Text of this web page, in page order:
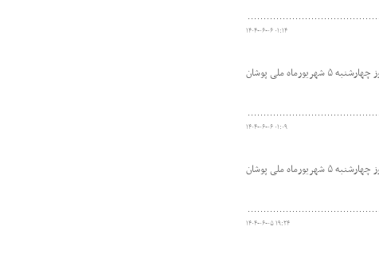
۱۴۰۴-۰۶-۰۶ ۰۱:۱۴
فدراسیون پزشکی ورزشی در ادامه انجام معاینات تخصصی ورزشکاران اعزامی به بازی‌های همبستگی کشورهای اسلامی و آسیایی جوانان روز چهارشنبه ۵ شهریورماه ملی پوشان
۱۴۰۴-۰۶-۰۶ ۰۱:۰۹
فدراسیون پزشکی ورزشی در ادامه انجام معاینات تخصصی ورزشکاران اعزامی به بازی‌های همبستگی کشورهای اسلامی و آسیایی جوانان روز چهارشنبه ۵ شهریورماه ملی پوشان
۱۴۰۴-۰۶-۰۵ ۱۹:۲۴